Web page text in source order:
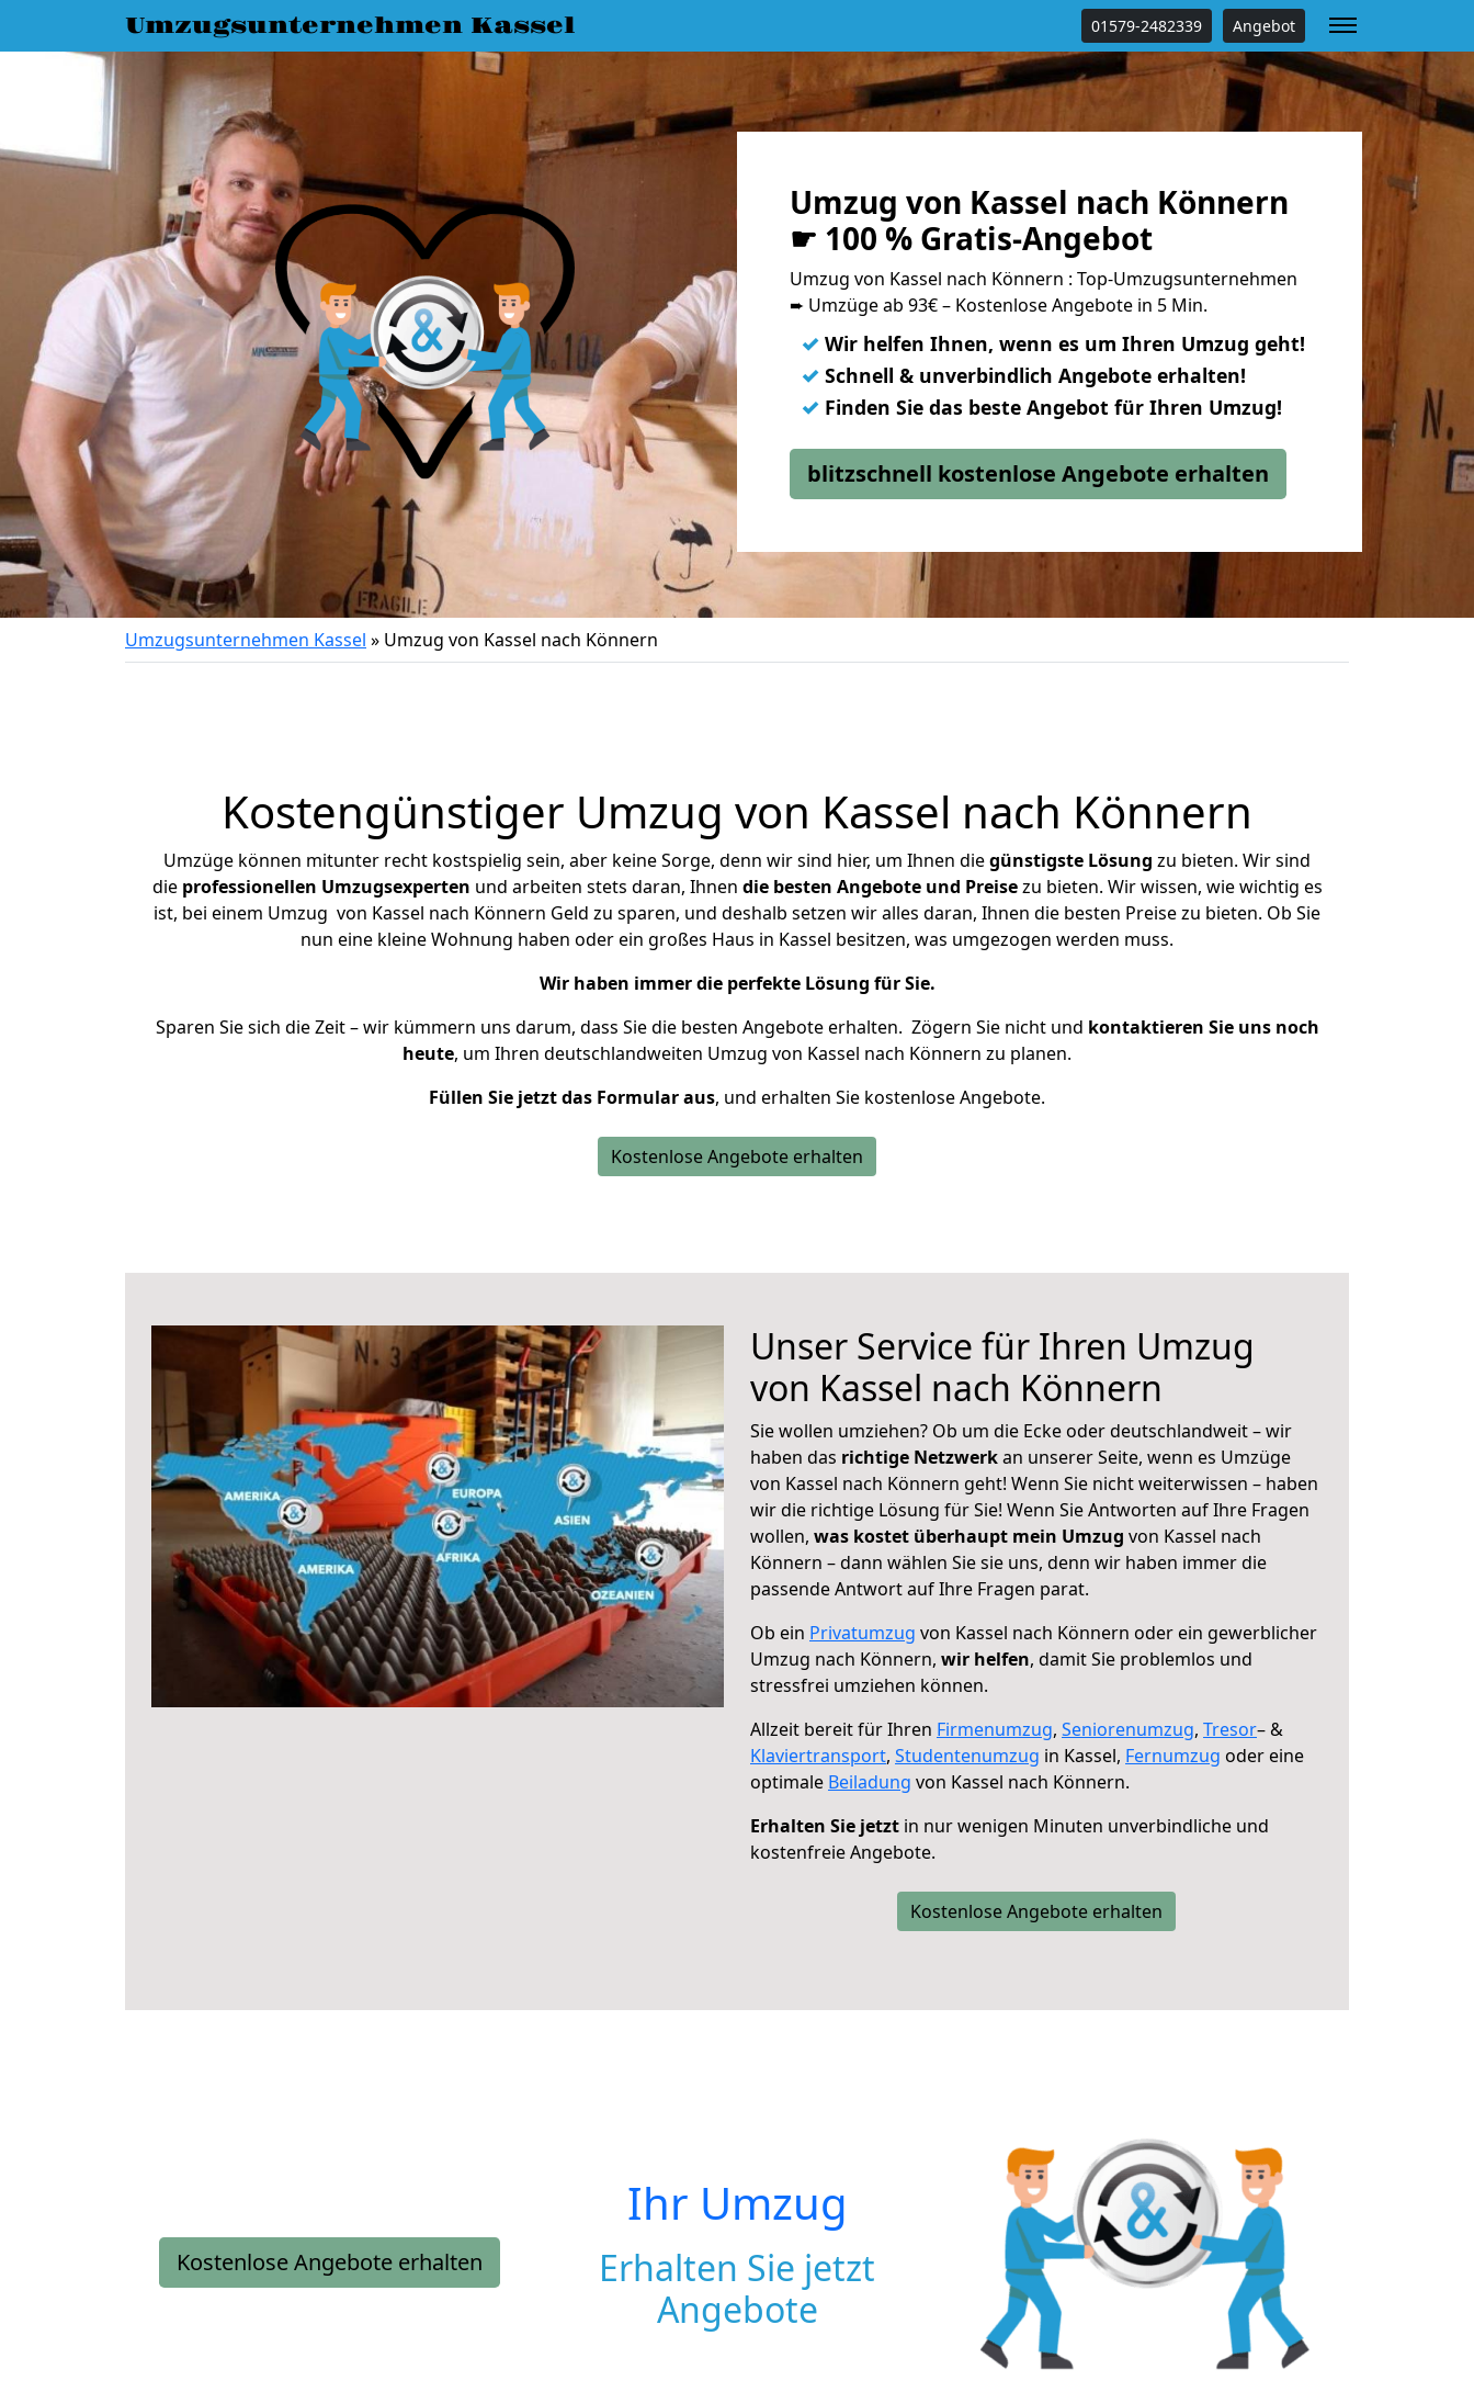
Umzugsunternehmen Kassel 01579-2482339 Angebot
Umzug von Kassel nach Könnern
☛ 100 % Gratis-Angebot
Umzug von Kassel nach Könnern : Top-Umzugsunternehmen
➨ Umzüge ab 93€ – Kostenlose Angebote in 5 Min.
✓ Wir helfen Ihnen, wenn es um Ihren Umzug geht!
✓ Schnell & unverbindlich Angebote erhalten!
✓ Finden Sie das beste Angebot für Ihren Umzug!
blitzschnell kostenlose Angebote erhalten
Umzugsunternehmen Kassel » Umzug von Kassel nach Könnern
Kostengünstiger Umzug von Kassel nach Könnern
Umzüge können mitunter recht kostspielig sein, aber keine Sorge, denn wir sind hier, um Ihnen diegünstigste Lösung zu bieten. Wir sind
die professionellen Umzugsexperten und arbeiten stets daran, Ihnen die besten Angebote und Preisezu bieten. Wir wissen, wie wichtig es
ist, bei einem Umzug von Kassel nach Könnern Geld zu sparen, und deshalb setzen wir alles daran, Ihnen die besten Preise zu bieten. Ob Sie
nun eine kleine Wohnung haben oder ein großes Haus in Kassel besitzen, was umgezogen werden muss.
Wir haben immer die perfekte Lösung für Sie.
Sparen Sie sich die Zeit – wir kümmern uns darum, dass Sie die besten Angebote erhalten. Zögern Sie nicht und kontaktieren Sie uns noch
heute, um Ihren deutschlandweiten Umzug von Kassel nach Könnern zu planen.
Füllen Sie jetzt das Formular aus, und erhalten Sie kostenlose Angebote.
Kostenlose Angebote erhalten
Unser Service für Ihren Umzug
von Kassel nach Könnern
Sie wollen umziehen? Ob um die Ecke oder deutschlandweit – wir
haben das richtige Netzwerkan unserer Seite, wenn es Umzüge
von Kassel nach Könnern geht! Wenn Sie nicht weiterwissen – haben
wir die richtige Lösung für Sie! Wenn Sie Antworten auf Ihre Fragen
wollen, was kostet überhaupt mein Umzug von Kassel nach
Könnern – dann wählen Sie sie uns, denn wir haben immer die
passende Antwort auf Ihre Fragen parat.
Ob ein Privatumzug von Kassel nach Könnern oder ein gewerblicher
Umzug nach Könnern, wir helfen, damit Sie problemlos und
stressfrei umziehen können.
Allzeit bereit für Ihren Firmenumzug, Seniorenumzug, Tresor– &
Klaviertransport, Studentenumzug in Kassel, Fernumzug oder eine
optimale Beiladung von Kassel nach Könnern.
Erhalten Sie jetzt in nur wenigen Minuten unverbindliche und
kostenfreie Angebote.
Kostenlose Angebote erhalten
Kostenlose Angebote erhalten
Ihr Umzug
Erhalten Sie jetzt
Angebote